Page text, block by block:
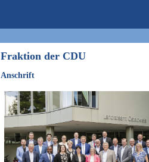
Fraktion der CDU
Anschrift